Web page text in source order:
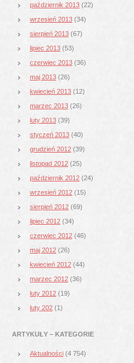
październik 2013 (22)
wrzesień 2013 (34)
sierpień 2013 (67)
lipiec 2013 (53)
czerwiec 2013 (36)
maj 2013 (26)
kwiecień 2013 (12)
marzec 2013 (26)
luty 2013 (39)
styczeń 2013 (40)
grudzień 2012 (39)
listopad 2012 (25)
październik 2012 (24)
wrzesień 2012 (15)
sierpień 2012 (69)
lipiec 2012 (34)
czerwiec 2012 (46)
maj 2012 (26)
kwiecień 2012 (44)
marzec 2012 (36)
luty 2012 (19)
luty 202 (1)
ARTYKUŁY – KATEGORIE
Aktualności (4 754)